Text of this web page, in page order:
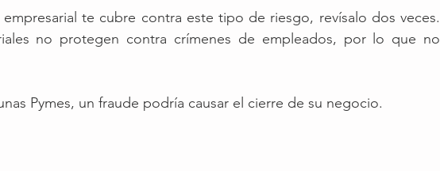
te cubre contra este tipo de riesgo, revísalo dos veces.
no protegen contra crímenes de empleados, por lo que no
Pymes, un fraude podría causar el cierre de su negocio.